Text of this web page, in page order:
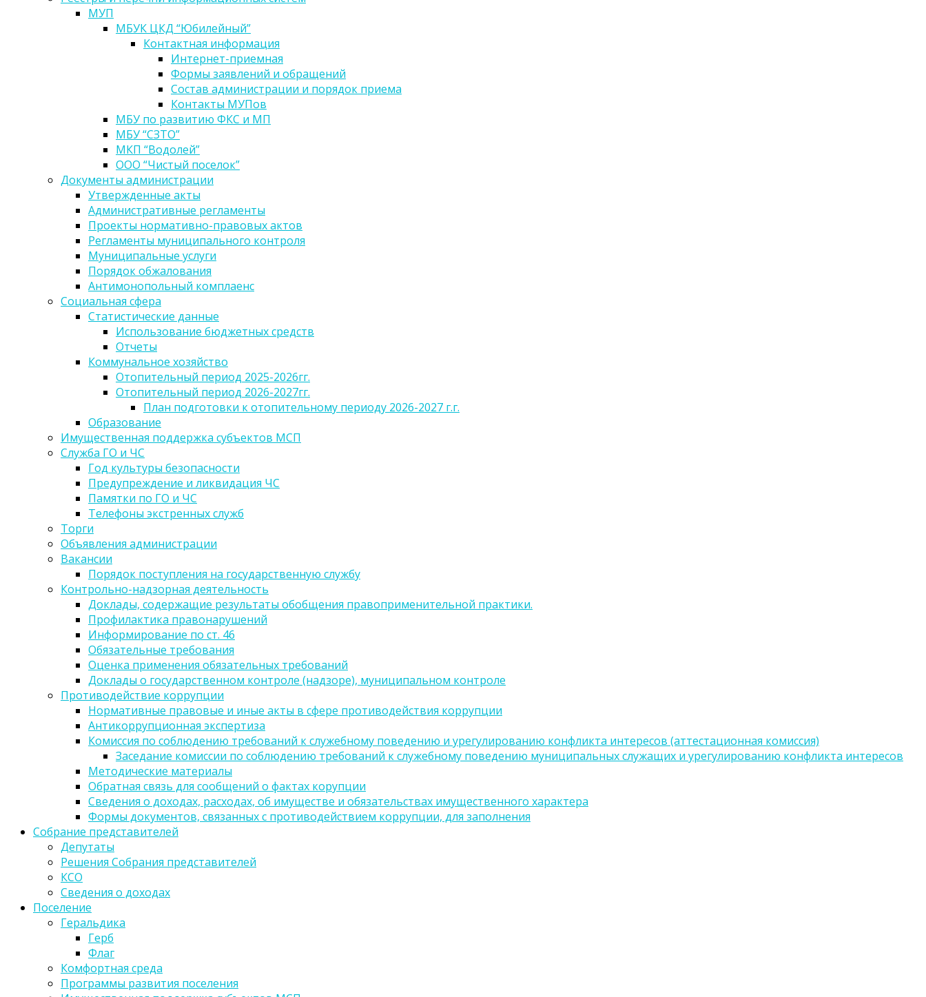
МУП
МБУК ЦКД “Юбилейный”
Контактная информация
Интернет-приемная
Формы заявлений и обращений
Состав администрации и порядок приема
Контакты МУПов
МБУ по развитию ФКС и МП
МБУ “СЗТО”
МКП “Водолей”
ООО “Чистый поселок”
Документы администрации
Утвержденные акты
Административные регламенты
Проекты нормативно-правовых актов
Регламенты муниципального контроля
Муниципальные услуги
Порядок обжалования
Антимонопольный комплаенс
Социальная сфера
Статистические данные
Использование бюджетных средств
Отчеты
Коммунальное хозяйство
Отопительный период 2025-2026гг.
Отопительный период 2026-2027гг.
План подготовки к отопительному периоду 2026-2027 г.г.
Образование
Имущественная поддержка субъектов МСП
Служба ГО и ЧС
Год культуры безопасности
Предупреждение и ликвидация ЧС
Памятки по ГО и ЧС
Телефоны экстренных служб
Торги
Объявления администрации
Вакансии
Порядок поступления на государственную службу
Контрольно-надзорная деятельность
Доклады, содержащие результаты обобщения правоприменительной практики.
Профилактика правонарушений
Информирование по ст. 46
Обязательные требования
Оценка применения обязательных требований
Доклады о государственном контроле (надзоре), муниципальном контроле
Противодействие коррупции
Нормативные правовые и иные акты в сфере противодействия коррупции
Антикоррупционная экспертиза
Комиссия по соблюдению требований к служебному поведению и урегулированию конфликта интересов (аттестационная комиссия)
Заседание комиссии по соблюдению требований к служебному поведению муниципальных служащих и урегулированию конфликта интересов
Методические материалы
Обратная связь для сообщений о фактах корупции
Сведения о доходах, расходах, об имуществе и обязательствах имущественного характера
Формы документов, связанных с противодействием коррупции, для заполнения
Собрание представителей
Депутаты
Решения Собрания представителей
КСО
Сведения о доходах
Поселение
Геральдика
Герб
Флаг
Комфортная среда
Программы развития поселения